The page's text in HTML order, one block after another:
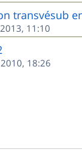
transvésub
11:10
18:26